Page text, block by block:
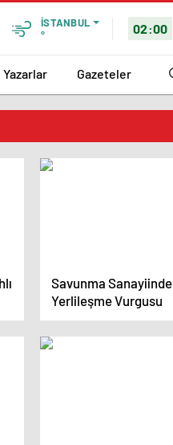
İSTANBUL
°
02:00
Yazarlar Gazeteler
Savunma Sanayiinde
Yerlileşme Vurgusu